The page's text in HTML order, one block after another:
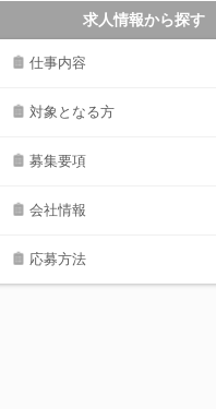
求人情報から探す
仕事内容
対象となる方
募集要項
会社情報
応募方法